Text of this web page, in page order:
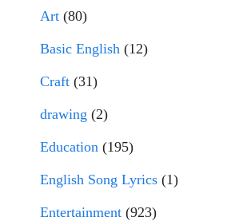
Art (80)
Basic English (12)
Craft (31)
drawing (2)
Education (195)
English Song Lyrics (1)
Entertainment (923)